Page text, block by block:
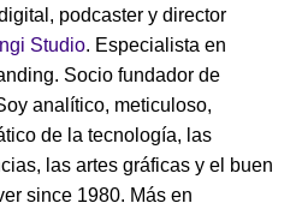
podcaster y director
Studio. Especialista en
Socio fundador de
analítico, meticuloso,
de la tecnología, las
las artes gráficas y el buen
since 1980. Más en